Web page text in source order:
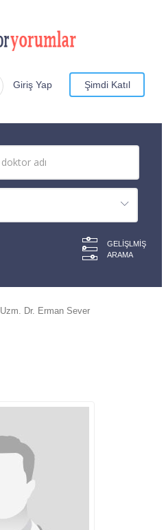
Giriş Yap Şimdi Katıl
GELIŞLMIŞ
ARAMA
Uzm. Dr. Erman Sever